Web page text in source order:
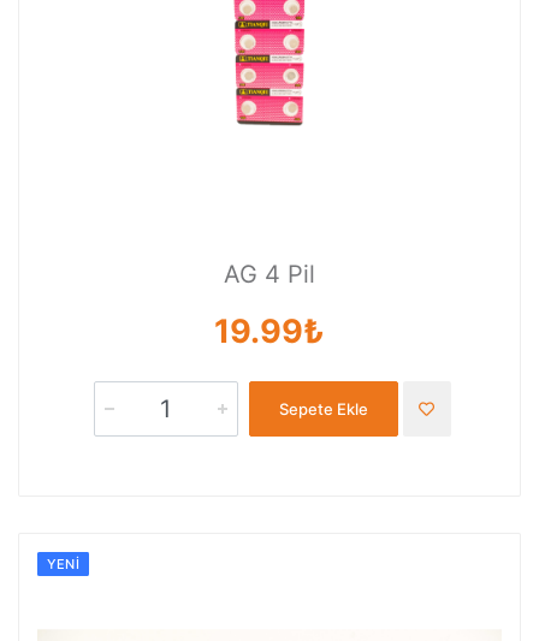
AG 4 Pil
19.99₺
Sepete Ekle
YENI